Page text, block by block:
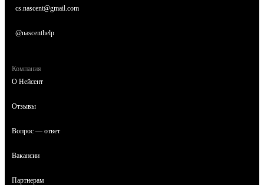
cs.nascent@gmail.com
@nascenthelp
Компания
О Нейсент
Отзывы
Вопрос — ответ
Вакансии
Партнерам